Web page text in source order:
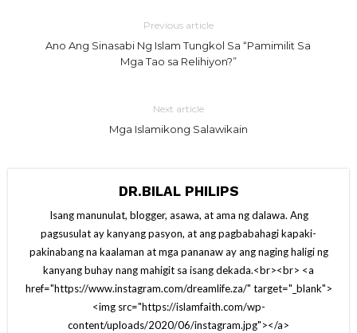
Previous article
Ano Ang Sinasabi Ng Islam Tungkol Sa “Pamimilit Sa
Mga Tao sa Relihiyon?”
Next article
Mga Islamikong Salawikain
DR.BILAL PHILIPS
Isang manunulat, blogger, asawa, at ama ng dalawa. Ang
pagsusulat ay kanyang pasyon, at ang pagbabahagi kapaki-
pakinabang na kaalaman at mga pananaw ay ang naging haligi ng
kanyang buhay nang mahigit sa isang dekada.<br><br> <a
href="https://www.instagram.com/dreamlife.za/" target="_blank">
<img src="https://islamfaith.com/wp-
content/uploads/2020/06/instagram.jpg"></a>